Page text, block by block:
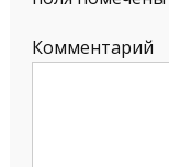
Комментарий